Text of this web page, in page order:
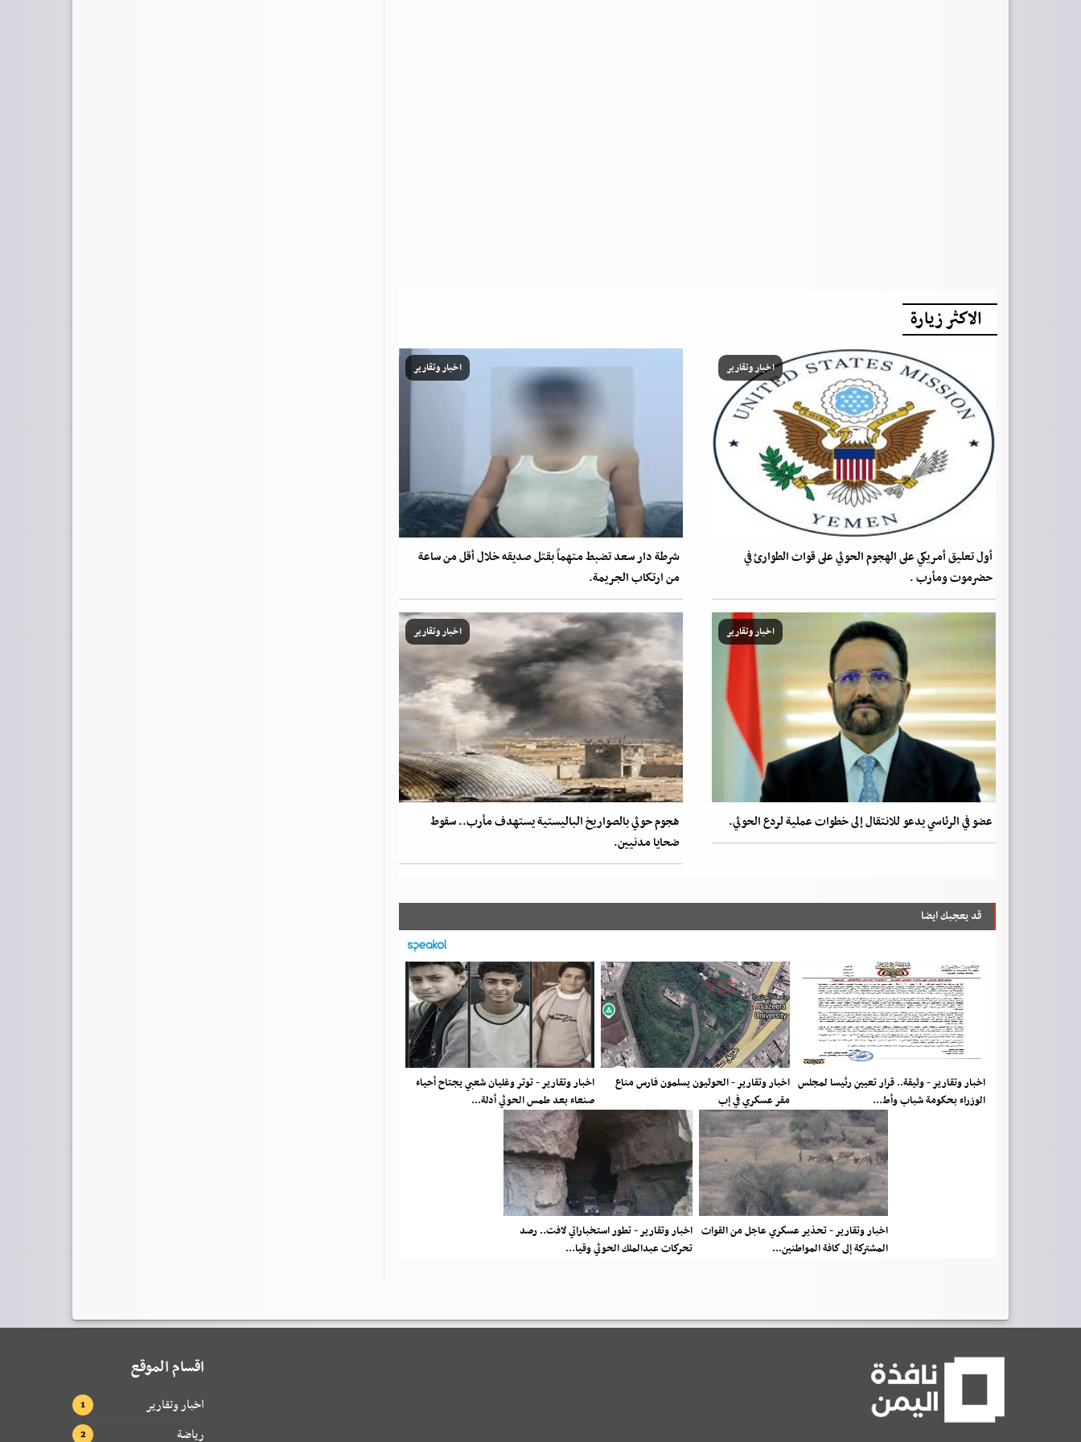
الاكثر زيارة
اخبار وتقارير
أول تعليق أمريكي على الهجوم الحوثي على قوات الطوارئ في
حضرموت ومأرب .
اخبار وتقارير
شرطة دار سعد تضبط متهماً بقتل صديقه خلال أقل من ساعة
من ارتكاب الجريمة.
اخبار وتقارير
عضو في الرئاسي يدعو للانتقال إلى خطوات عملية لردع الحوثي.
اخبار وتقارير
هجوم حوثي بالصواريخ الباليستية يستهدف مأرب.. سقوط
ضحايا مدنيين.
قد يعجبك ايضا
اخبار وتقارير - وثيقة.. قرار تعيين رئيسا لمجلس
الوزراء بحكومة شباب وأط...
اخبار وتقارير - الحوثيون يسلمون فارس مناع
مقر عسكري في إب
اخبار وتقارير - توتر وغليان شعبي يجتاح أحياء
صنعاء بعد طمس الحوثي أدلة...
اخبار وتقارير - تحذير عسكري عاجل من القوات
المشتركة إلى كافة المواطنين...
اخبار وتقارير - تطور استخباراتي لافت.. رصد
تحركات عبدالملك الحوثي وقيا...
اقسام الموقع
اخبار وتقارير
رياضة